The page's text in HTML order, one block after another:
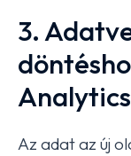
3.
Az adat az új